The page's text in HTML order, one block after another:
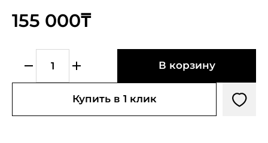
155 000₸
В корзину
Купить в 1 клик